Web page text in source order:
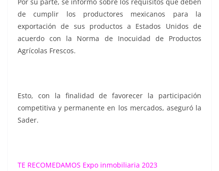
Por su parte, se informó sobre los requisitos que deben
de cumplir los productores mexicanos para la
exportación de sus productos a Estados Unidos de
acuerdo con la Norma de Inocuidad de Productos
Agrícolas Frescos.
Esto, con la finalidad de favorecer la participación
competitiva y permanente en los mercados, aseguró la
Sader.
TE RECOMEDAMOS Expo inmobiliaria 2023